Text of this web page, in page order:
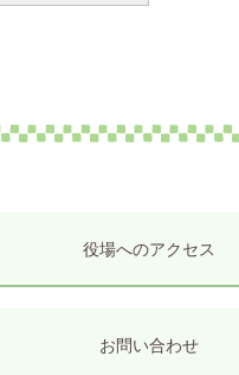
役場へのアクセス
お問い合わせ